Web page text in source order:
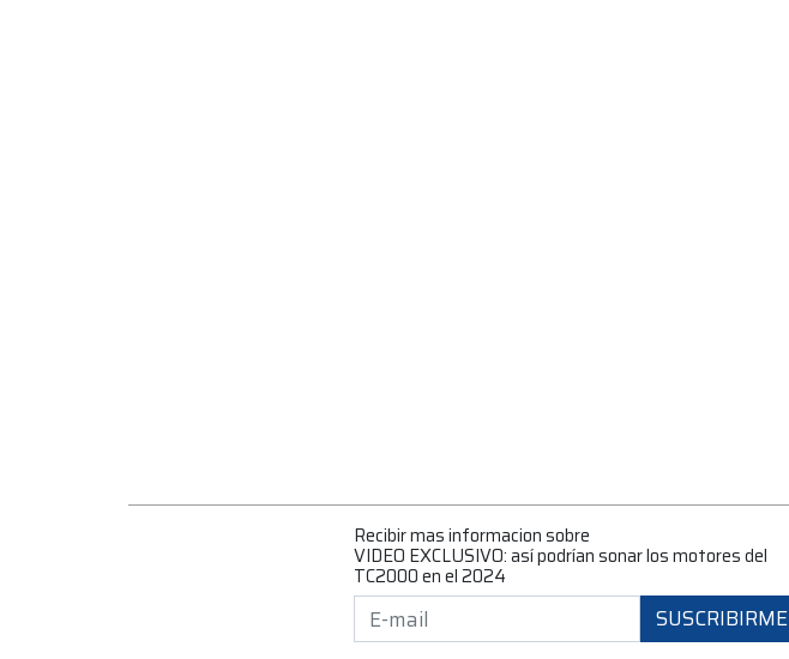
Recibir mas informacion sobre
VIDEO EXCLUSIVO: así podrían sonar los motores del
TC2000 en el 2024
SUSCRIBIRME